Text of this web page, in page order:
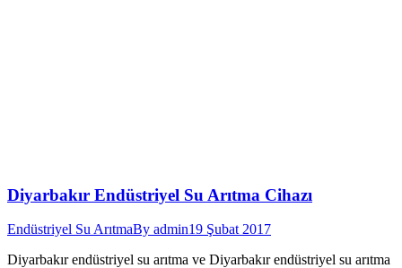
Diyarbakır Endüstriyel Su Arıtma Cihazı
Endüstriyel Su ArıtmaBy admin19 Şubat 2017
Diyarbakır endüstriyel su arıtma ve Diyarbakır endüstriyel su arıtma